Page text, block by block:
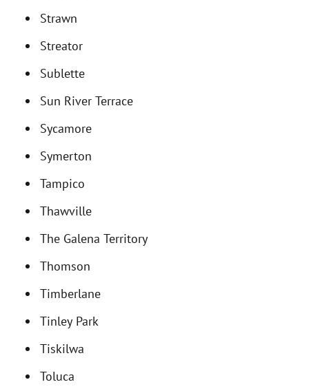
Strawn
Streator
Sublette
Sun River Terrace
Sycamore
Symerton
Tampico
Thawville
The Galena Territory
Thomson
Timberlane
Tinley Park
Tiskilwa
Toluca